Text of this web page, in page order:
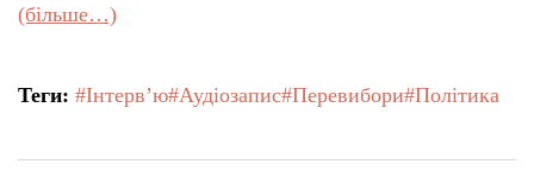
(більше…)
Теги: #Інтерв’ю#Аудіозапис#Перевибори#Політика